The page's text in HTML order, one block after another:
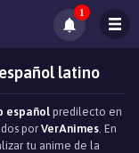
1
latino
españolpredilecto en
por VerAnimes. En
tu anime de la